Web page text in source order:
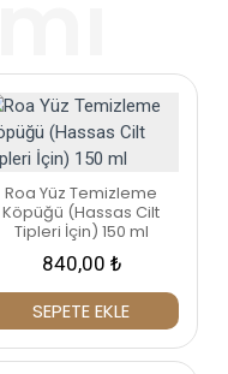
Roa Yüz Temizleme
Köpüğü (Hassas Cilt
Tipleri İçin) 150 ml
840,00 ₺
SEPETE EKLE